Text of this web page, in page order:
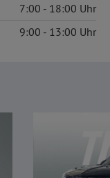
7:00 18:00
9:00 13:00